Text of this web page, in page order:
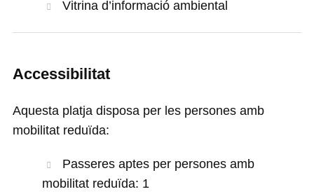
Vitrina d’informació ambiental
Accessibilitat
Aquesta platja disposa per les persones amb
mobilitat reduïda:
Passeres aptes per persones amb
mobilitat reduïda: 1